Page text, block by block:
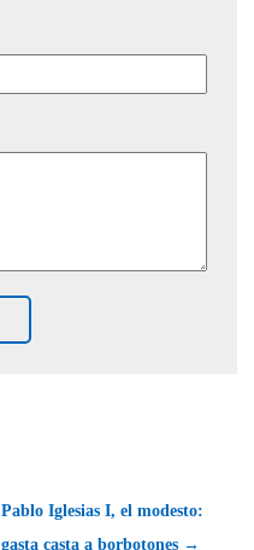
Pablo Iglesias I, el modesto:
gasta casta a borbotones →